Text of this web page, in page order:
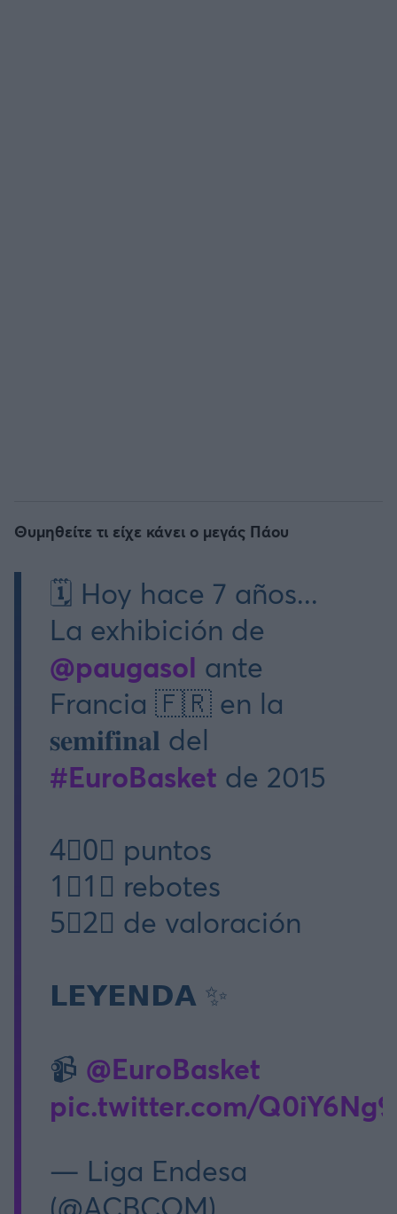
Θυμηθείτε τι είχε κάνει ο μεγάς Πάου
🗓️ Hoy hace 7 años...
La exhibición de
@paugasol ante
Francia 🇫🇷 en la
𝐬𝐞𝐦𝐢𝐟𝐢𝐧𝐚𝐥 del
#EuroBasket de 2015
4⃣0⃣ puntos
1⃣1⃣ rebotes
5⃣2⃣ de valoración
𝗟𝗘𝗬𝗘𝗡𝗗𝗔 ✨
📹 @EuroBasket
pic.twitter.com/
— Liga Endesa